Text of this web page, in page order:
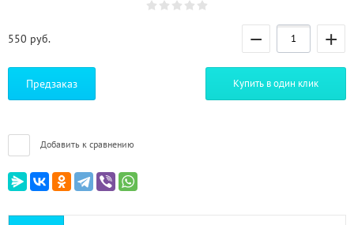
550 руб. − +
Предзаказ Купить в один клик
Добавить к сравнению